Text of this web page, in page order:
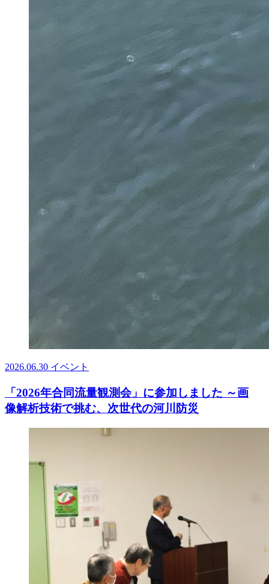
2026.06.30 イベント
「2026年合同流量観測会」に参加しました ～画
像解析技術で挑む、次世代の河川防災